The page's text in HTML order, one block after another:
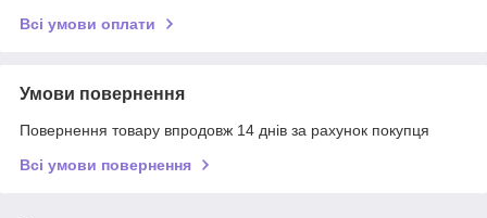
Всі умови оплати
Умови повернення
Повернення товару впродовж 14 днів за рахунок покупця
Всі умови повернення